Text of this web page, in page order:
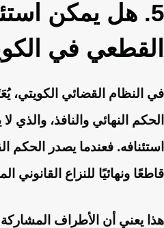
5. هل يمكن
القطعي في
في النظام القضائي الكويتي،
الحكم النهائي والنافذ، والذي
استئنافه. فعندما يصدر الحكم
قاطعًا ونهائيًا للنزاع
هذا يعني أن الأطراف